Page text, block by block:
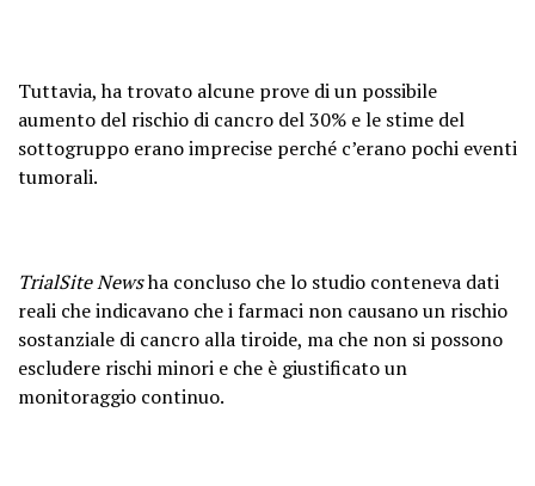
Tuttavia, ha trovato alcune prove di un possibile
aumento del rischio di cancro del 30% e le stime del
sottogruppo erano imprecise perché c’erano pochi eventi
tumorali.
TrialSite Newsha concluso che lo studio conteneva dati
reali che indicavano che i farmaci non causano un rischio
sostanziale di cancro alla tiroide, ma che non si possono
escludere rischi minori e che è giustificato un
monitoraggio continuo.